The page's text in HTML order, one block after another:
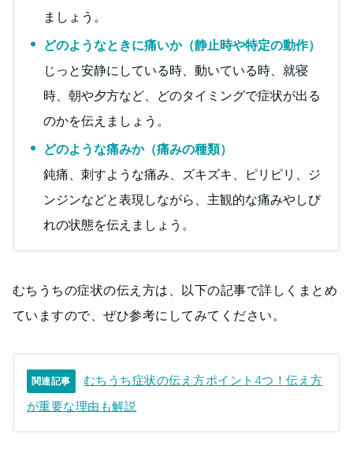
ましょう。
どのようなときに痛いか（静止時や特定の動作）
じっと安静にしている時、動いている時、就寝
時、朝や夕方など、どのタイミングで症状が出る
のかを伝えましょう。
どのような痛みか（痛みの種類）
鈍痛、刺すような痛み、ズキズキ、ピリピリ、ジ
ンジンなどと表現しながら、主観的な痛みやしび
れの状態を伝えましょう。
むちうちの症状の伝え方は、以下の記事で詳しくまとめ
ていますので、ぜひ参考にしてみてください。
関連記事
むちうち症状の伝え方ポイント4つ！伝え方
が重要な理由も解説